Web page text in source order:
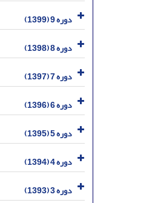
دوره 9 (1399)
دوره 8 (1398)
دوره 7 (1397)
دوره 6 (1396)
دوره 5 (1395)
دوره 4 (1394)
دوره 3 (1393)